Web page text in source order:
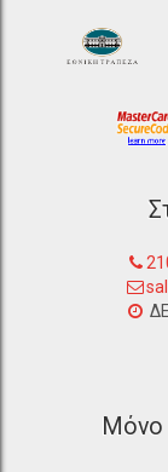
Μόνο